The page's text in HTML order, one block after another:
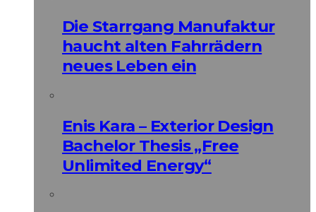
Die Starrgang Manufaktur
haucht alten Fahrrädern
neues Leben ein
Enis Kara – Exterior Design
Bachelor Thesis „Free
Unlimited Energy“